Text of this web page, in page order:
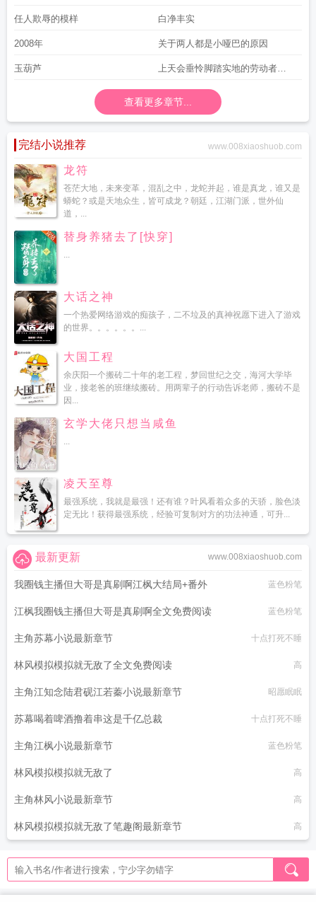
任人欺辱的模样 白净丰实
2008年 关于两人都是小哑巴的原因
玉葫芦 上天会垂怜脚踏实地的劳动者
liaoyu
查看更多章节...
完结小说推荐 www.008xiaoshuob.com
龙符
苍茫大地，未来变革，混乱之中，龙蛇并起，谁是真龙，谁又是
蟒蛇？或是天地众生，皆可成龙？朝廷，江湖门派，世外仙
道，...
替身养猪去了[快穿]
...
大话之神
一个热爱网络游戏的痴孩子，二不垃及的真神祝愿下进入了游戏
的世界。。。。。。...
大国工程
余庆阳一个搬砖二十年的老工程，梦回世纪之交，海河大学毕
业，接老爸的班继续搬砖。用两辈子的行动告诉老师，搬砖不是
因...
玄学大佬只想当咸鱼
...
凌天至尊
最强系统，我就是最强！还有谁？叶风看着众多的天骄，脸色淡
定无比！获得最强系统，经验可复制对方的功法神通，可升...
www.008xiaoshuob.com
最新更新
我圈钱主播但大哥是真刷啊江枫大结局+番外 蓝色粉笔
江枫我圈钱主播但大哥是真刷啊全文免费阅读 蓝色粉笔
主角苏幕小说最新章节 十点打死不睡
林风模拟模拟就无敌了全文免费阅读 高
主角江知念陆君砚江若蓁小说最新章节 昭愿眠眠
苏幕喝着啤酒撸着串这是千亿总裁 十点打死不睡
主角江枫小说最新章节 蓝色粉笔
林风模拟模拟就无敌了 高
主角林风小说最新章节 高
林风模拟模拟就无敌了笔趣阁最新章节 高